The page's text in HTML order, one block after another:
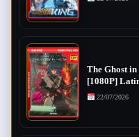
The Ghost
[1080P]
22/07/2026